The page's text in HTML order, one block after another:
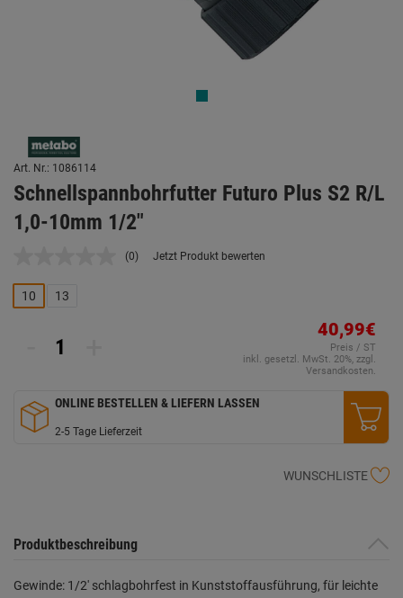
Art. Nr.: 1086114
Schnellspannbohrfutter Futuro Plus S2 R/L
1,0-10mm 1/2"
Kein
(0) Jetzt Produkt bewerten
10 13
40,99€
Preis / ST
inkl. gesetzl. MwSt. 20%, zzgl.
Versandkosten.
ONLINE BESTELLEN & LIEFERN LASSEN
2-5 Tage Lieferzeit
WUNSCHLISTE
Produktbeschreibung
Gewinde: 1/2' schlagbohrfest in Kunststoffausführung, für leichte